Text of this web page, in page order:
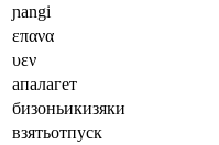
ɲangi
επανα
υεν
апалагет
бизоньикизяки
взятьотпуск